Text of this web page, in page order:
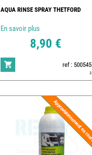
AQUA RINSE SPRAY THETFORD
En savoir plus
8,90 €
ref : 500545
3